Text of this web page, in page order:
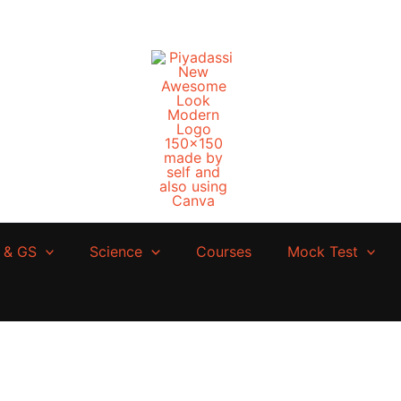
& GS Science Courses Mock Test